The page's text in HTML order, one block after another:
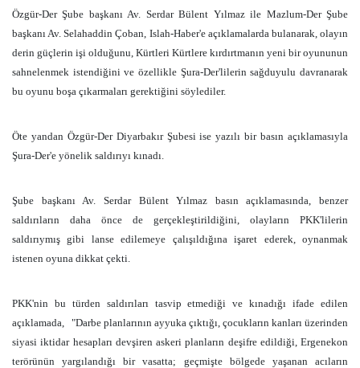
Özgür-Der Şube başkanı Av. Serdar Bülent Yılmaz ile Mazlum-Der Şube
başkanı Av. Selahaddin Çoban, Islah-Haber'e açıklamalarda bulanarak, olayın
derin güçlerin işi olduğunu, Kürtleri Kürtlere kırdırtmanın yeni bir oyununun
sahnelenmek istendiğini ve özellikle Şura-Der'lilerin sağduyulu davranarak
bu oyunu boşa çıkarmaları gerektiğini söylediler.
Öte yandan Özgür-Der Diyarbakır Şubesi ise yazılı bir basın açıklamasıyla
Şura-Der'e yönelik saldırıyı kınadı.
Şube başkanı Av. Serdar Bülent Yılmaz basın açıklamasında, benzer
saldırıların daha önce de gerçekleştirildiğini, olayların PKK'lilerin
saldırıymış gibi lanse edilemeye çalışıldığına işaret ederek, oynanmak
istenen oyuna dikkat çekti.
PKK'nin bu türden saldırıları tasvip etmediği ve kınadığı ifade edilen
açıklamada, "Darbe planlarının ayyuka çıktığı, çocukların kanları üzerinden
siyasi iktidar hesapları devşiren askeri planların deşifre edildiği, Ergenekon
terörünün yargılandığı bir vasatta; geçmişte bölgede yaşanan acıların